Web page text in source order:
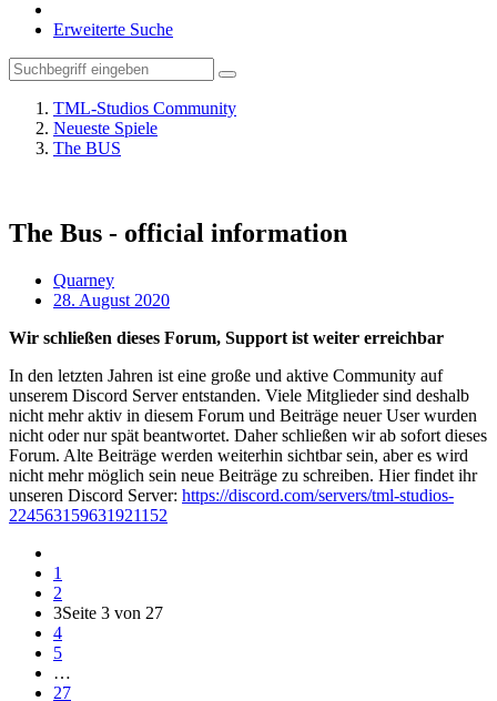
Erweiterte Suche
TML-Studios Community
Neueste Spiele
The BUS
The Bus - official information
Quarney
28. August 2020
Wir schließen dieses Forum, Support ist weiter erreichbar
In den letzten Jahren ist eine große und aktive Community auf
unserem Discord Server entstanden. Viele Mitglieder sind deshalb
nicht mehr aktiv in diesem Forum und Beiträge neuer User wurden
nicht oder nur spät beantwortet. Daher schließen wir ab sofort dieses
Forum. Alte Beiträge werden weiterhin sichtbar sein, aber es wird
nicht mehr möglich sein neue Beiträge zu schreiben. Hier findet ihr
unseren Discord Server: https://discord.com/servers/tml-studios-
224563159631921152
1
2
3Seite 3 von 27
4
5
…
27